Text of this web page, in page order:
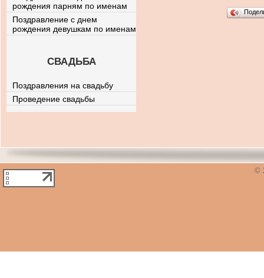
рождения парням по именам
Поздравление с днем
рождения девушкам по именам
СВАДЬБА
Поздравления на свадьбу
Проведение свадьбы
©